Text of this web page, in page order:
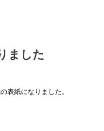
ました
表紙になりました。